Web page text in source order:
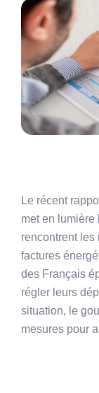
Le récent
met en lumière
rencontrent les
factures
des Français
régler leurs
situation, le
mesures pour